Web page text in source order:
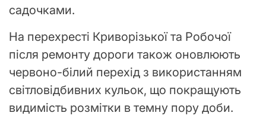
садочками.
На перехресті Криворізької та Робочої
після ремонту дороги також оновлюють
червоно-білий перехід з використанням
світловідбивних кульок, що покращують
видимість розмітки в темну пору доби.